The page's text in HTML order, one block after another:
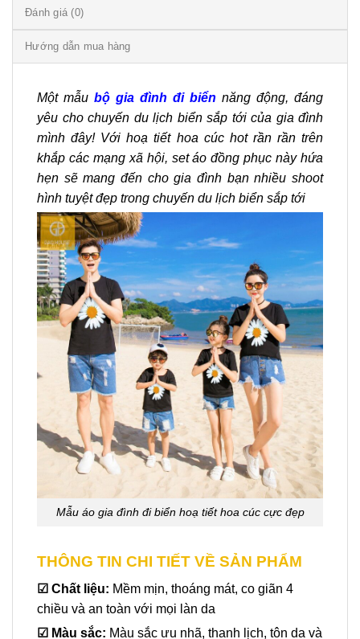
Đánh giá (0)
Hướng dẫn mua hàng
Một mẫu bộ gia đình đi biển năng động, đáng
yêu cho chuyến du lịch biển sắp tới của gia đình
mình đây! Với hoạ tiết hoa cúc hot rần rần trên
khắp các mạng xã hội, set áo đồng phục này hứa
hẹn sẽ mang đến cho gia đình bạn nhiều shoot
hình tuyệt đẹp trong chuyến du lịch biển sắp tới
Mẫu áo gia đình đi biển hoạ tiết hoa cúc cực đẹp
THÔNG TIN CHI TIẾT VỀ SẢN PHẨM
☑ Chất liệu: Mềm mịn, thoáng mát, co giãn 4
chiều và an toàn với mọi làn da
☑ Màu sắc: Màu sắc ưu nhã, thanh lịch, tôn da và